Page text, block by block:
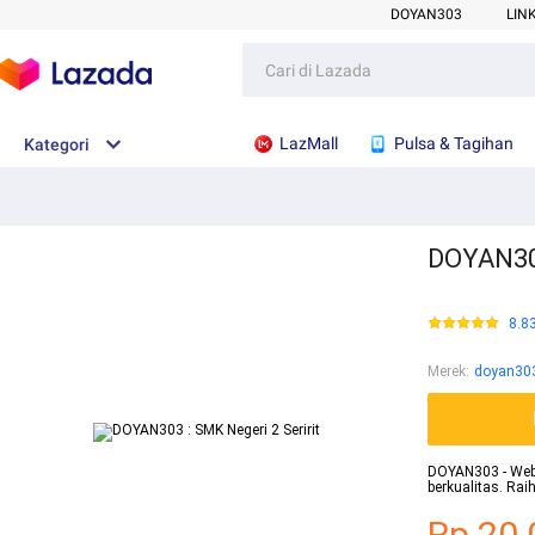
DOYAN303
Kategori LazMall Pulsa & Tagihan
Merek:
DOYAN303 -
berkualitas.